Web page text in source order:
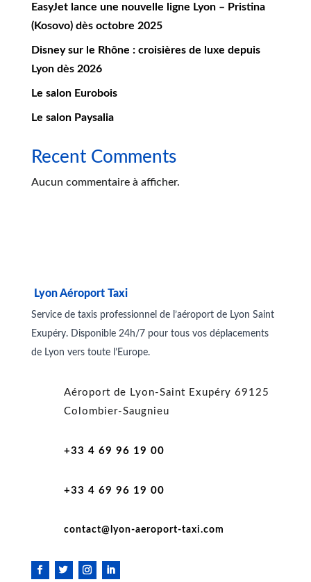
EasyJet lance une nouvelle ligne Lyon – Pristina
(Kosovo) dès octobre 2025
Disney sur le Rhône : croisières de luxe depuis
Lyon dès 2026
Le salon Eurobois
Le salon Paysalia
Recent Comments
Aucun commentaire à afficher.
Lyon Aéroport Taxi
Service de taxis professionnel de l’aéroport de Lyon Saint
Exupéry. Disponible 24h/7 pour tous vos déplacements
de Lyon vers toute l’Europe.
Aéroport de Lyon-Saint Exupéry 69125
Colombier-Saugnieu
+33 4 69 96 19 00
+33 4 69 96 19 00
contact@lyon-aeroport-taxi.com